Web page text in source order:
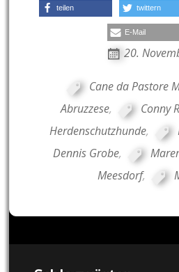
teilen twittern
E-Mail
20.
Cane da Pastore
Abruzzese, Conny
Herdenschutzhunde,
Dennis Grobe,
Meesdorf,